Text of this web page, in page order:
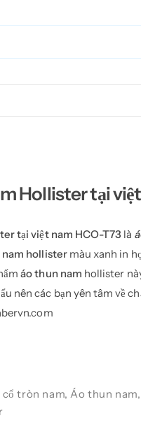
Hollister tại
tại việt nam HCO-T73 là
hollistermàu xanh in
áo thun nam hollister
nên các bạn yên tâm về
tròn nam,Áo thun nam